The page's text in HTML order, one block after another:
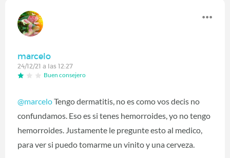
marcelo
24/12/21 a las 12:27
Buen consejero
@marceloTengo dermatitis, no es como vos decis no
confundamos. Eso es si tenes hemorroides, yo no tengo
hemorroides. Justamente le pregunte esto al medico,
para ver si puedo tomarme un vinito y una cerveza.